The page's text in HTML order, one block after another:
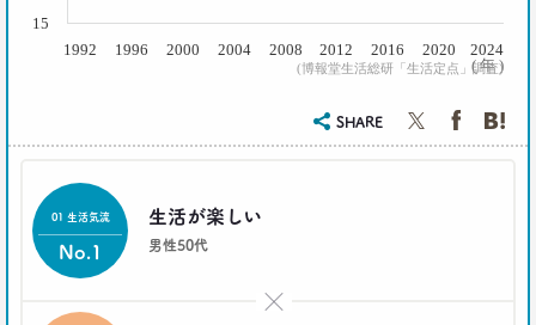
40代おじさんの幸せは“時産”にあり
--日経クロストレンド 連載②--
生活総研 上席研究員/コピーライター
前沢 裕文
2021.02.09
( 年 )
(博報堂生活総研「生活定点」調査)
1992 1996 2000 2004 2008 2012 2016 2020 2024
15
SHARE
生活が楽しい
男性50代
01 生活気流
No.1